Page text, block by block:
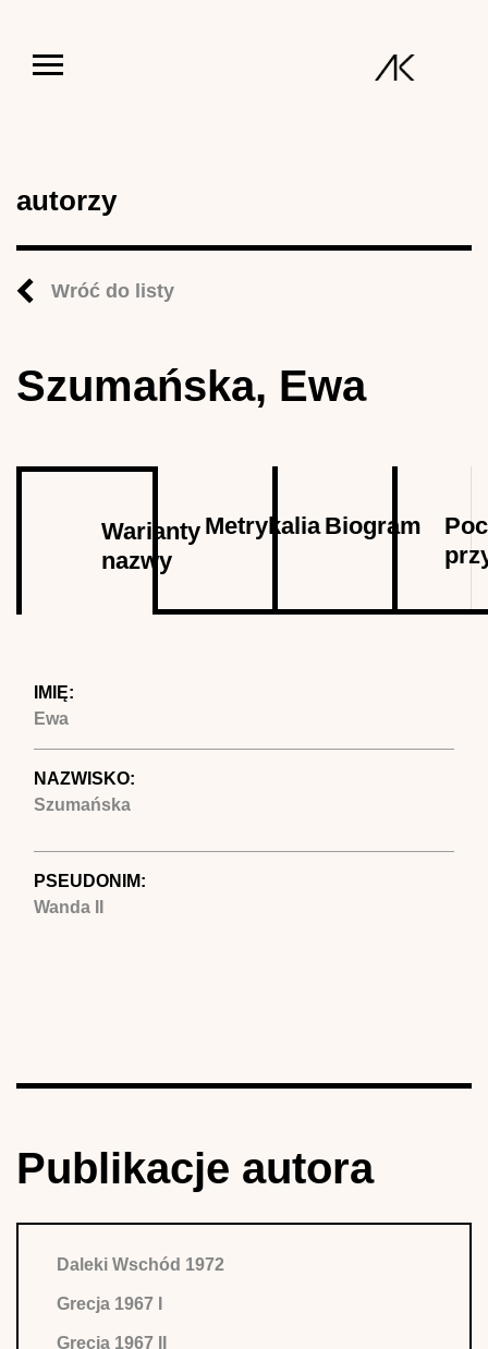
autorzy
Wróć do listy
Szumańska, Ewa
Warianty
nazwy
karta)
MetrykaliaBiogram
IMIĘ:
Ewa
NAZWISKO:
Szumańska
PSEUDONIM:
Wanda II
Publikacje autora
Daleki Wschód 1972
Grecja 1967 I
Grecja 1967 II